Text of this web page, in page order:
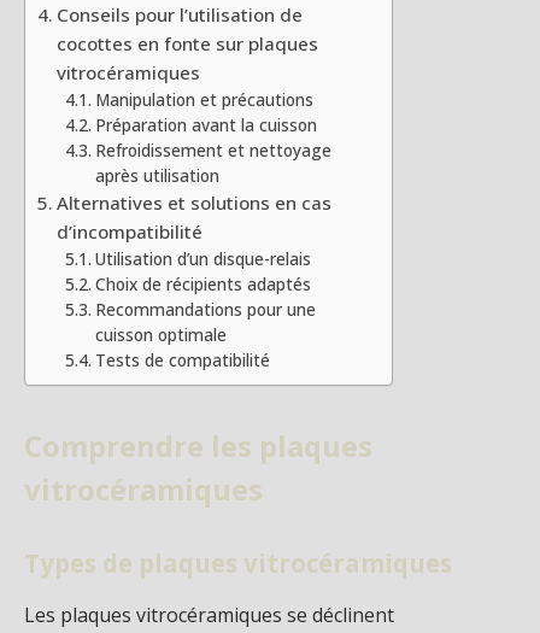
Conseils pour l’utilisation de
cocottes en fonte sur plaques
vitrocéramiques
Manipulation et précautions
Préparation avant la cuisson
Refroidissement et nettoyage
après utilisation
Alternatives et solutions en cas
d’incompatibilité
Utilisation d’un disque-relais
Choix de récipients adaptés
Recommandations pour une
cuisson optimale
Tests de compatibilité
Comprendre les plaques
vitrocéramiques
Types de plaques vitrocéramiques
Les plaques vitrocéramiques se déclinent